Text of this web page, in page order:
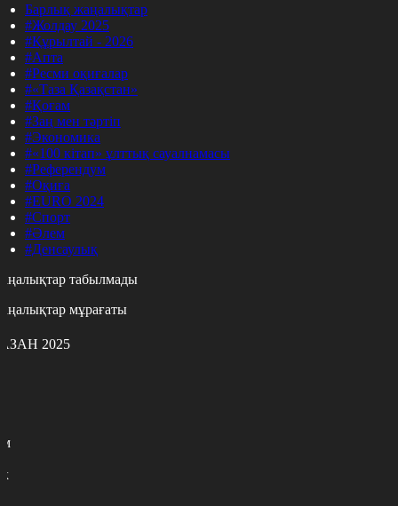
Барлық жаңалықтар
#Жолдау 2025
#Құрылтай - 2026
#Апта
#Ресми оқиғалар
#«Таза Қазақстан»
#Қоғам
#Заң мен тәртіп
#Экономика
#«100 кітап» ұлттық сауалнамасы
#Референдум
#Оқиға
#EURO 2024
#Спорт
#Әлем
#Денсаулық
табылмады
мұрағаты
2025